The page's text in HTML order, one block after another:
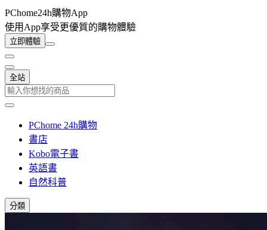
PChome24h購物App
使用App享受更優質的購物體驗
立即體驗
全站
PChome 24h購物
書店
Kobo電子書
英語書
自然科普
分類